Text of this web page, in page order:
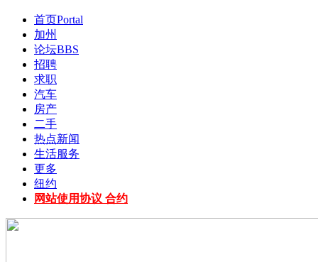
首页Portal
加州
论坛BBS
招聘
求职
汽车
房产
二手
热点新闻
生活服务
更多
纽约
网站使用协议 合约